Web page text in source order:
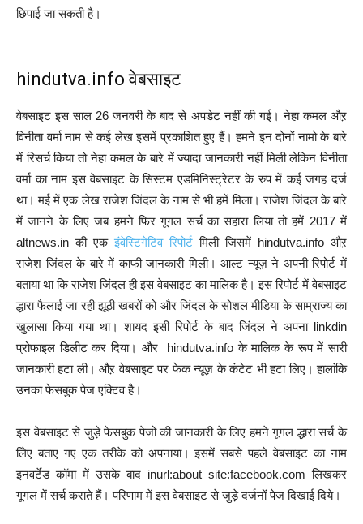
छिपाई जा सकती है।
hindutva.info वेबसाइट
वेबसाइट इस साल 26 जनवरी के बाद से अपडेट नहीं की गई। नेहा कमल औऱ
विनीता वर्मा नाम से कई लेख इसमें प्रकाशित हुए हैं। हमने इन दोनों नामो के बारे
में रिसर्च किया तो नेहा कमल के बारे में ज्यादा जानकारी नहीं मिली लेकिन विनीता
वर्मा का नाम इस वेबसाइट के सिस्टम एडमिनिस्ट्रेटर के रुप में कई जगह दर्ज
था। मई में एक लेख राजेश जिंदल के नाम से भी हमें मिला। राजेश जिंदल के बारे
में जानने के लिए जब हमने फिर गूगल सर्च का सहारा लिया तो हमें 2017 में
altnews.in की एकइंवेस्टिगेटिव रिपोर्टमिली जिसमें hindutva.info औऱ
राजेश जिंदल के बारे में काफी जानकारी मिली। आल्ट न्यूज़ ने अपनी रिपोर्ट में
बताया था कि राजेश जिंदल ही इस वेबसाइट का मालिक है। इस रिपोर्ट में वेबसाइट
द्धारा फैलाई जा रही झूठी खबरों को और जिंदल के सोशल मीडिया के साम्राज्य का
खुलासा किया गया था। शायद इसी रिपोर्ट के बाद जिंदल ने अपना linkdin
प्रोफाइल डिलीट कर दिया। और hindutva.info के मालिक के रूप में सारी
जानकारी हटा ली। औऱ वेबसाइट पर फेक न्यूज़ के कंटेट भी हटा लिए। हालांकि
उनका फेसबुक पेज एक्टिव है।
इस वेबसाइट से जुड़े फेसबुक पेजों की जानकारी के लिए हमने गूगल द्धारा सर्च के
लिेए बताए गए एक तरीके को अपनाया। इसमें सबसे पहले वेबसाइट का नाम
इनवर्टेड कॉमा में उसके बाद inurl:about site:facebook.com लिखकर
गूगल में सर्च कराते हैं। परिणाम में इस वेबसाइट से जुड़े दर्जनों पेज दिखाई दिये।